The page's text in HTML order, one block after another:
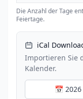
Die Anzahl der Tage
Feiertage.
iCal
Importieren Sie
Kalender.
📅 2026